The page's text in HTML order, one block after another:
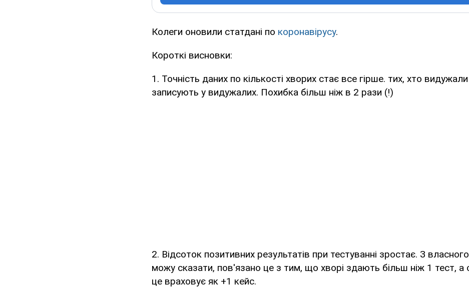
Колеги оновили статдані по коронавірусу.
Короткі висновки:
1. Точність даних по кількості хворих стає все гірше. тих, хто
записують у видужалих. Похибка більш ніж в 2 рази (!)
2. Відсоток позитивних результатів при тестуванні зростає. З
можу сказати, пов'язано це з тим, що хворі здають більш ніж 1 тест, а
це враховує як +1 кейс.